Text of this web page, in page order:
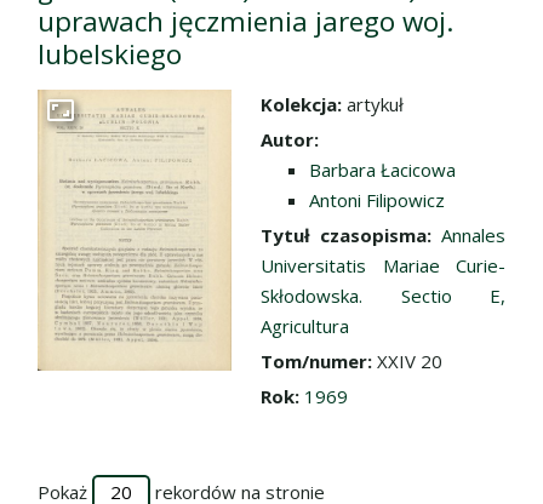
uprawach jęczmienia jarego woj.
lubelskiego
Przejdź do zbioru
Kolekcja: artykuł
Autor:
Barbara Łacicowa
Antoni Filipowicz
Tytuł czasopisma: Annales
Universitatis Mariae Curie-
Skłodowska. Sectio E,
Agricultura
Tom/numer: XXIV 20
Rok: 1969
Pokaż rekordów na stronie